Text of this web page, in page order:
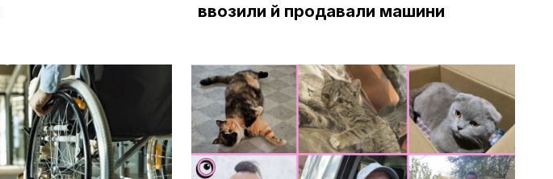
ввозили й продавали машини